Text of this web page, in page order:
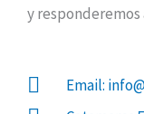
y responderemos
Email: